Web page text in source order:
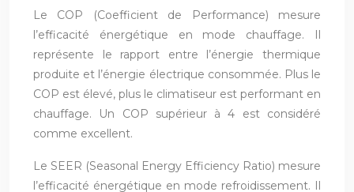
Le COP (Coefficient de Performance) mesure
l’efficacité énergétique en mode chauffage. Il
représente le rapport entre l’énergie thermique
produite et l’énergie électrique consommée. Plus le
COP est élevé, plus le climatiseur est performant en
chauffage. Un COP supérieur à 4 est considéré
comme excellent.
Le SEER (Seasonal Energy Efficiency Ratio) mesure
l’efficacité énergétique en mode refroidissement. Il